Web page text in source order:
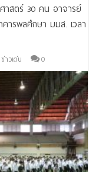
าสตร์ 30 คน อาจารย์
ารพลศึกษา มมส. เวลา
ข่าวเด่น 0